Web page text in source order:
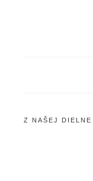
Z NAŠEJ DIELNE